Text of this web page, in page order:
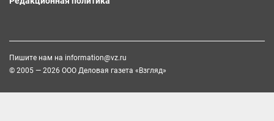
Пишите нам на information@vz.ru
© 2005 — 2026 ООО Деловая газета «Взгляд»